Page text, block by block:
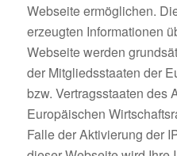
Webseite ermöglichen.
erzeugten Informationen
Webseite werden
der Mitgliedsstaaten der
bzw. Vertragsstaaten des
Europäischen
Falle der Aktivierung der